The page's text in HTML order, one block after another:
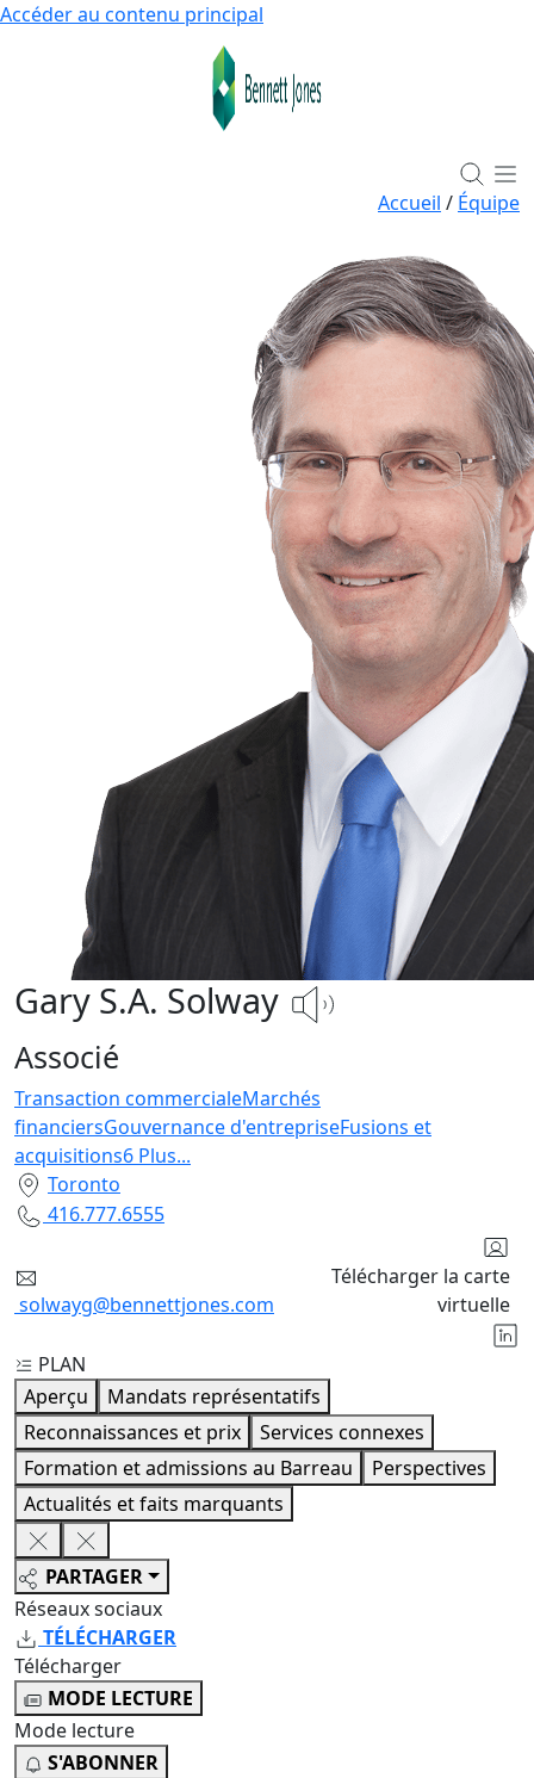
Accéder au contenu principal
Gary S.A. Solway
Associé
Transaction commercialeMarchés
financiersGouvernance d'entrepriseFusions et
acquisitions6 Plus...
Toronto
416.777.6555
solwayg@bennettjones.com
Télécharger la carte
virtuelle
Accueil / Équipe
PLAN
Aperçu
Mandats représentatifs
Reconnaissances et prix
Services connexes
Formation et admissions au Barreau
Perspectives
Actualités et faits marquants
PARTAGER
Réseaux sociaux
TÉLÉCHARGER
Télécharger
MODE LECTURE
Mode lecture
S'ABONNER